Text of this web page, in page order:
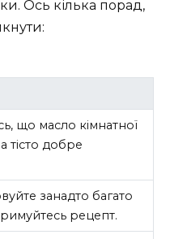
Ось кілька порад,
що масло кімнатної
тісто добре
занадто багато
рецепт.